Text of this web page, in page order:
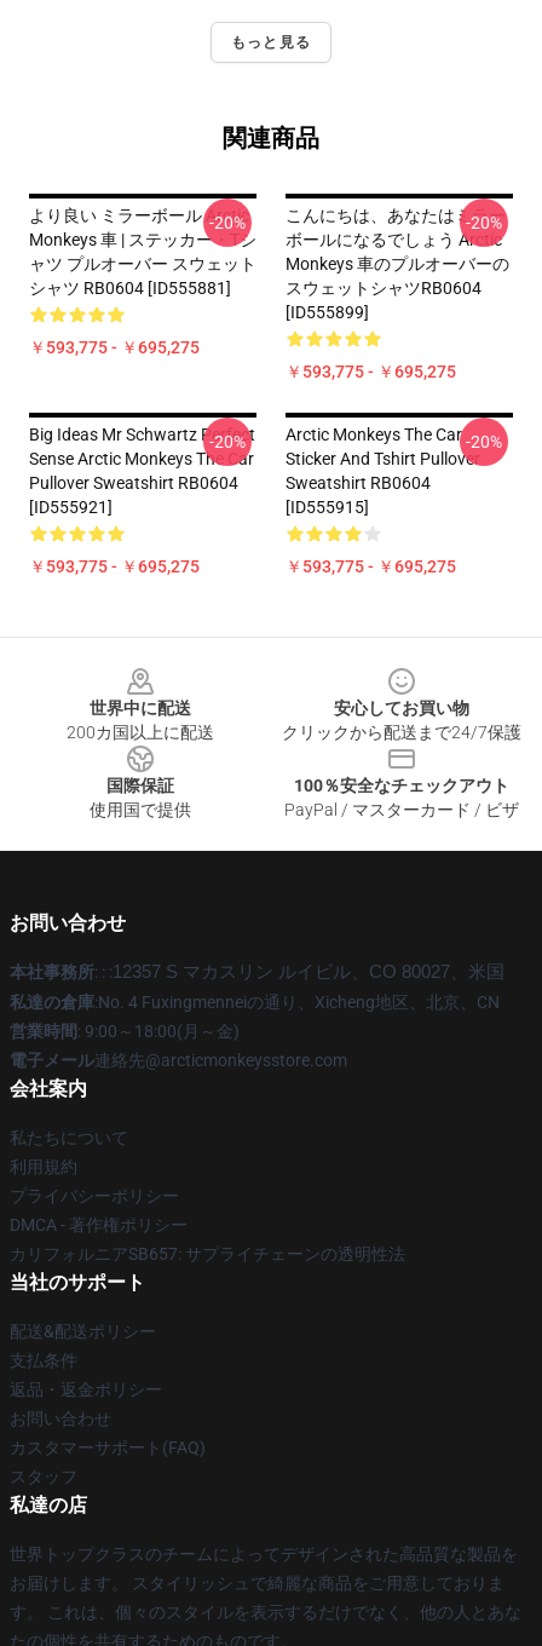
もっと見る
関連商品
より良い ミラーボール Arctic
Monkeys 車 | ステッカー・Tシ
ャツ プルオーバー スウェット
シャツ RB0604 [ID555881]
￥593,775 - ￥695,275
-20%
こんにちは、あなたはミラー
ボールになるでしょう Arctic
Monkeys 車のプルオーバーの
スウェットシャツRB0604
[ID555899]
￥593,775 - ￥695,275
-20%
Big Ideas Mr Schwartz Perfect
Sense Arctic Monkeys The Car
Pullover Sweatshirt RB0604
[ID555921]
￥593,775 - ￥695,275
-20%
Arctic Monkeys The Car
Sticker And Tshirt Pullover
Sweatshirt RB0604
[ID555915]
￥593,775 - ￥695,275
-20%
世界中に配送
200カ国以上に配送
安心してお買い物
クリックから配送まで24/7保護
国際保証
使用国で提供
100％安全なチェックアウト
PayPal / マスターカード / ビザ
お問い合わせ
本社事務所: : :12357 S マカスリン ルイビル、CO 80027、米国
私達の倉庫:No. 4 Fuxingmenneiの通り、Xicheng地区、北京、CN
営業時間: 9:00～18:00(月～金)
電子メール連絡先@arcticmonkeysstore.com
会社案内
私たちについて
利用規約
プライバシーポリシー
DMCA - 著作権ポリシー
カリフォルニアSB657: サプライチェーンの透明性法
当社のサポート
配送&配送ポリシー
支払条件
返品・返金ポリシー
お問い合わせ
カスタマーサポート(FAQ)
スタッフ
私達の店
世界トップクラスのチームによってデザインされた高品質な製品を
お届けします。 スタイリッシュで綺麗な商品をご用意しておりま
す。 これは、個々のスタイルを表示するだけでなく、他の人とあな
たの個性を共有するためのものです。